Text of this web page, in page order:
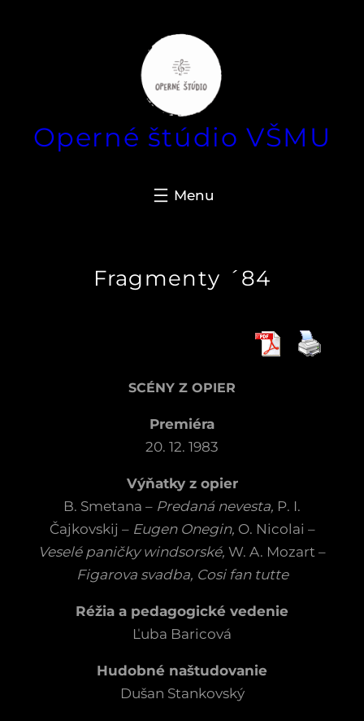
Operné štúdio VŠMU
Fragmenty ´84
SCÉNY Z OPIER
Premiéra
20. 12. 1983
Výňatky z opier
B. Smetana – Predaná nevesta, P. I.
Čajkovskij – Eugen Onegin, O. Nicolai –
Veselé paničky windsorské, W. A. Mozart –
Figarova svadba, Cosi fan tutte
Réžia a pedagogické vedenie
Ľuba Baricová
Hudobné naštudovanie
Dušan Stankovský